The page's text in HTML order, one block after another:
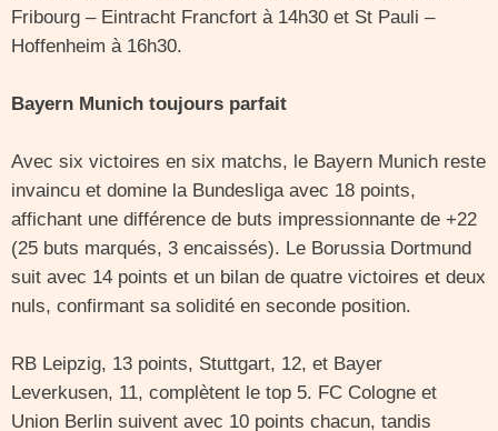
Fribourg – Eintracht Francfort à 14h30 et St Pauli –
Hoffenheim à 16h30.
Bayern Munich toujours parfait
Avec six victoires en six matchs, le Bayern Munich reste
invaincu et domine la Bundesliga avec 18 points,
affichant une différence de buts impressionnante de +22
(25 buts marqués, 3 encaissés). Le Borussia Dortmund
suit avec 14 points et un bilan de quatre victoires et deux
nuls, confirmant sa solidité en seconde position.
RB Leipzig, 13 points, Stuttgart, 12, et Bayer
Leverkusen, 11, complètent le top 5. FC Cologne et
Union Berlin suivent avec 10 points chacun, tandis